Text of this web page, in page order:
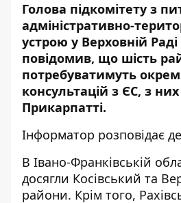
Голова підкомітету з
адміністративно-
устрою у Верховній Раді
повідомив, що шість
потребуватимуть
консультацій з ЄС, з
Прикарпатті.
Інформатор розповідає
В Івано-Франківській
досягли Косівський та
райони. Крім того,